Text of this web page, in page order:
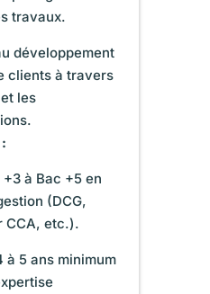
travaux.
développement
clients à travers
les
à Bac +5 en
(DCG,
CCA, etc.).
à 5 ans minimum